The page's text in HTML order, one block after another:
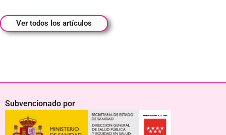
Ver todos los artículos
Subvencionado por